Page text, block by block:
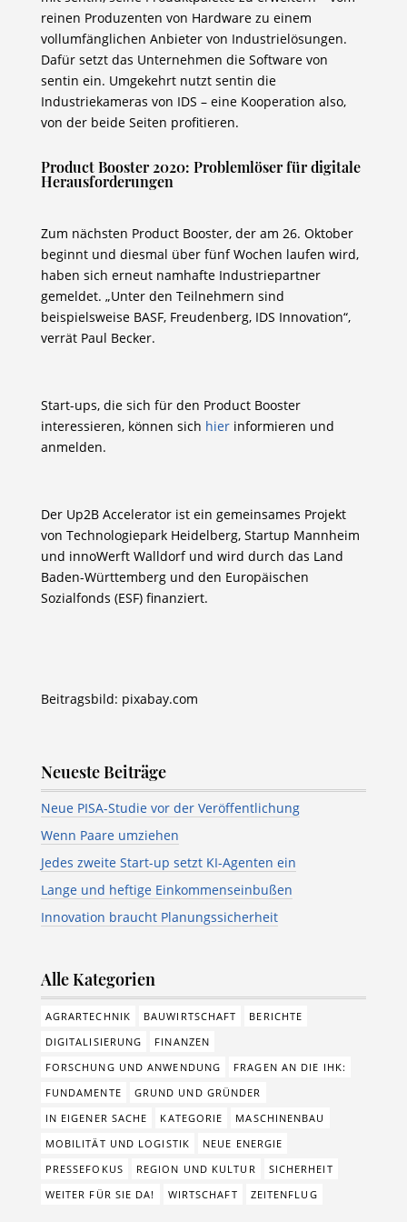
reinen Produzenten von Hardware zu einem
vollumfänglichen Anbieter von Industrielösungen.
Dafür setzt das Unternehmen die Software von
sentin ein. Umgekehrt nutzt sentin die
Industriekameras von IDS – eine Kooperation also,
von der beide Seiten profitieren.
Product Booster 2020: Problemlöser für digitale
Herausforderungen
Zum nächsten Product Booster, der am 26. Oktober
beginnt und diesmal über fünf Wochen laufen wird,
haben sich erneut namhafte Industriepartner
gemeldet. „Unter den Teilnehmern sind
beispielsweise BASF, Freudenberg, IDS Innovation“,
verrät Paul Becker.
Start-ups, die sich für den Product Booster
interessieren, können sich hierinformieren und
anmelden.
Der Up2B Accelerator ist ein gemeinsames Projekt
von Technologiepark Heidelberg, Startup Mannheim
und innoWerft Walldorf und wird durch das Land
Baden-Württemberg und den Europäischen
Sozialfonds (ESF) finanziert.
Beitragsbild: pixabay.com
Neueste Beiträge
Neue PISA-Studie vor der Veröffentlichung
Wenn Paare umziehen
Jedes zweite Start-up setzt KI-Agenten ein
Lange und heftige Einkommenseinbußen
Innovation braucht Planungssicherheit
Alle Kategorien
AGRARTECHNIK BAUWIRTSCHAFT
BERICHTE
DIGITALISIERUNG
FINANZEN
FORSCHUNG UND ANWENDUNG
FRAGEN AN DIE IHK:
FUNDAMENTE
GRUND UND GRÜNDER
IN EIGENER SACHE
KATEGORIE
MASCHINENBAU
MOBILITÄT UND LOGISTIK
NEUE ENERGIE
PRESSEFOKUS
REGION UND KULTUR
SICHERHEIT
WEITER FÜR SIE DA!
WIRTSCHAFT ZEITENFLUG